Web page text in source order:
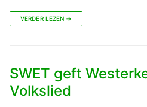
VERDER LEZEN →
SWET geft
Volkslied